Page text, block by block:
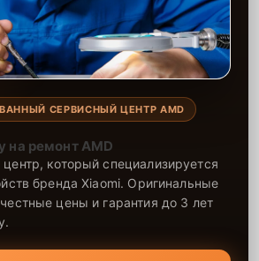
после замены.
СЕРВИСНЫЙ ЦЕНТР AMD
на ремонт AMD
который специализируется
бренда Xiaomi. Оригинальные
цены и гарантия до 3 лет